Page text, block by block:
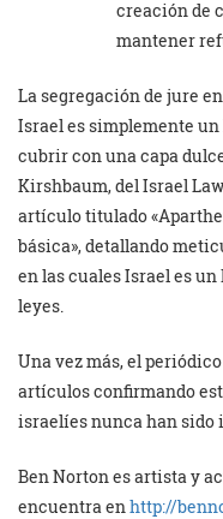
creación de
mantener
La segregación de jure
Israel es simplemente un
cubrir con una capa
Kirshbaum, del Israel
artículo titulado
básica», detallando
en las cuales Israel es
leyes.
Una vez más, el
artículos confirmando
israelíes nunca han sido
Ben Norton es artista y
encuentra en http://